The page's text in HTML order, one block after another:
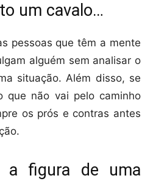
um cavalo…
pessoas que têm a mente
alguém sem analisar o
situação. Além disso, se
que não vai pelo caminho
os prós e contras antes
a figura de uma